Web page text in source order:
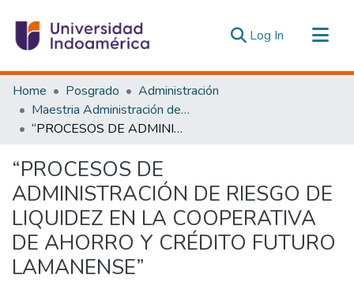
Log In (current)
Communities & Collections
All of DSpace
Statistics
Home Posgrado
Administración
Maestria Administración de las Organizaciones de la Economía Social y Solidaria
“PROCESOS DE ADMINISTRACIÓN DE RIESGO DE LIQUIDEZ EN LA COOPERATIVA DE AHORRO Y CRÉDITO FUTURO LAMANENSE”
“PROCESOS DE
ADMINISTRACIÓN DE RIESGO DE
LIQUIDEZ EN LA COOPERATIVA
DE AHORRO Y CRÉDITO FUTURO
LAMANENSE”